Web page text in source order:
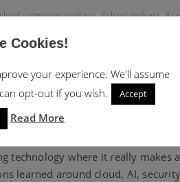
cloud computing podcast, cloud podcast,
of inno:peak. I love making
technology where it really makes
learned around cloud, AI,
Cookies!
your experience. We'll assume
opt-out if you wish.
Accept
Read More